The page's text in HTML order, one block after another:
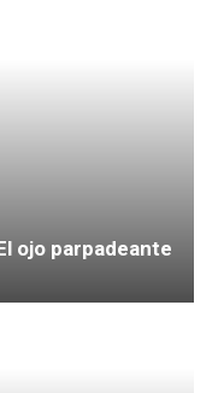
ojo parpadeante